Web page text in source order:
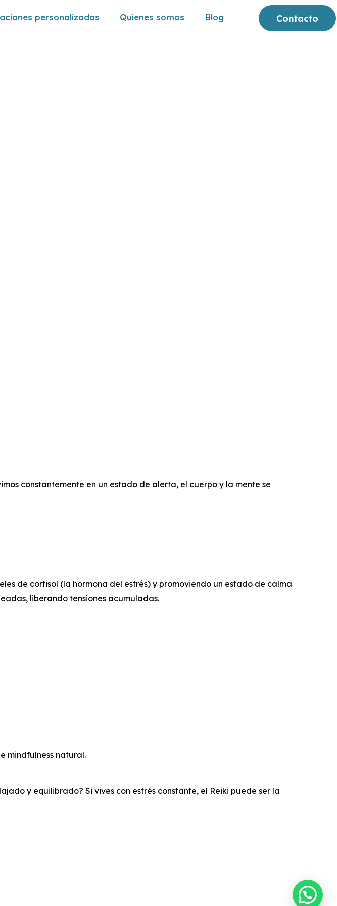
personalizadas Quienes somos Blog Contacto
constantemente en un estado de alerta, el cuerpo y la mente se
de cortisol (la hormona del estrés) y promoviendo un estado de calma
liberando tensiones acumuladas.
mindfulness natural.
y equilibrado? Si vives con estrés constante, el Reiki puede ser la